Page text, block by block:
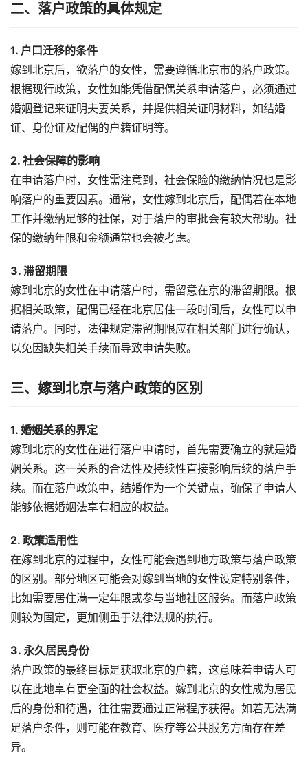
二、落户政策的具体规定
1. 户口迁移的条件
嫁到北京后，欲落户的女性，需要遵循北京市的落户政策。
根据现行政策，女性如能凭借配偶关系申请落户，必须通过
婚姻登记来证明夫妻关系，并提供相关证明材料，如结婚
证、身份证及配偶的户籍证明等。
2. 社会保障的影响
在申请落户时，女性需注意到，社会保险的缴纳情况也是影
响落户的重要因素。通常，女性嫁到北京后，配偶若在本地
工作并缴纳足够的社保，对于落户的审批会有较大帮助。社
保的缴纳年限和金额通常也会被考虑。
3. 滞留期限
嫁到北京的女性在申请落户时，需留意在京的滞留期限。根
据相关政策，配偶已经在北京居住一段时间后，女性可以申
请落户。同时，法律规定滞留期限应在相关部门进行确认，
以免因缺失相关手续而导致申请失败。
三、嫁到北京与落户政策的区别
1. 婚姻关系的界定
嫁到北京的女性在进行落户申请时，首先需要确立的就是婚
姻关系。这一关系的合法性及持续性直接影响后续的落户手
续。而在落户政策中，结婚作为一个关键点，确保了申请人
能够依据婚姻法享有相应的权益。
2. 政策适用性
在嫁到北京的过程中，女性可能会遇到地方政策与落户政策
的区别。部分地区可能会对嫁到当地的女性设定特别条件，
比如需要居住满一定年限或参与当地社区服务。而落户政策
则较为固定，更加侧重于法律法规的执行。
3. 永久居民身份
落户政策的最终目标是获取北京的户籍，这意味着申请人可
以在此地享有更全面的社会权益。嫁到北京的女性成为居民
后的身份和待遇，往往需要通过正常程序获得。如若无法满
足落户条件，则可能在教育、医疗等公共服务方面存在差
异。